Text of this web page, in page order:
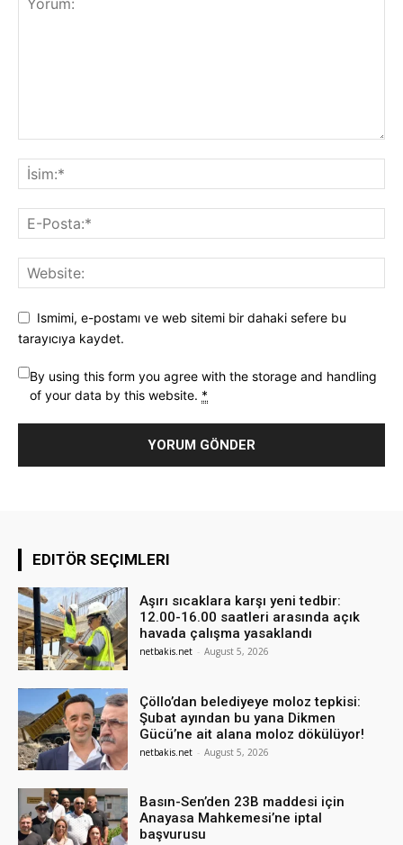
Ismimi, e-postamı ve web sitemi bir dahaki sefere bu
tarayıcıya kaydet.
By using this form you agree with the storage and handling
of your data by this website. *
EDITÖR SEÇIMLERI
Aşırı sıcaklara karşı yeni tedbir:
12.00-16.00 saatleri arasında açık
havada çalışma yasaklandı
netbakis.net - August 5, 2026
Çöllo’dan belediyeye moloz tepkisi:
Şubat ayından bu yana Dikmen
Gücü’ne ait alana moloz dökülüyor!
netbakis.net - August 5, 2026
Basın-Sen’den 23B maddesi için
Anayasa Mahkemesi’ne iptal
başvurusu